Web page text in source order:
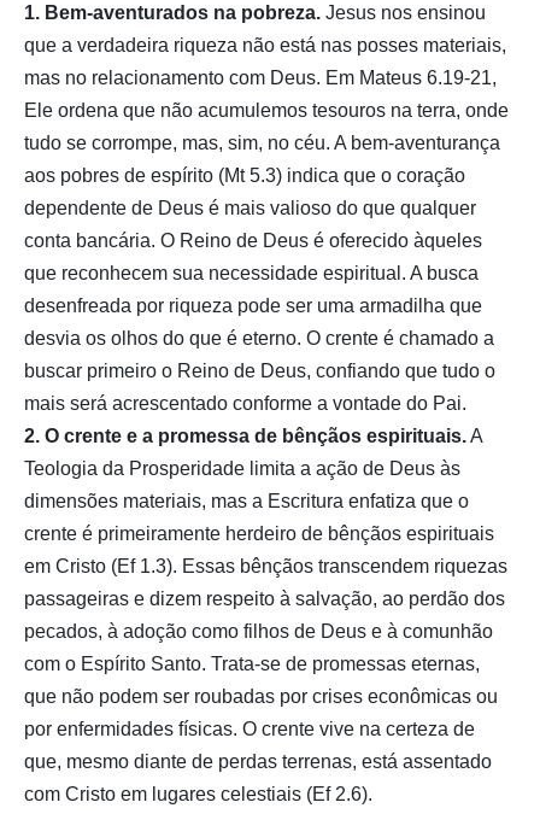
1. Bem-aventurados na pobreza. Jesus nos ensinou
que a verdadeira riqueza não está nas posses materiais,
mas no relacionamento com Deus. Em Mateus 6.19-21,
Ele ordena que não acumulemos tesouros na terra, onde
tudo se corrompe, mas, sim, no céu. A bem-aventurança
aos pobres de espírito (Mt 5.3) indica que o coração
dependente de Deus é mais valioso do que qualquer
conta bancária. O Reino de Deus é oferecido àqueles
que reconhecem sua necessidade espiritual. A busca
desenfreada por riqueza pode ser uma armadilha que
desvia os olhos do que é eterno. O crente é chamado a
buscar primeiro o Reino de Deus, confiando que tudo o
mais será acrescentado conforme a vontade do Pai.
2. O crente e a promessa de bênçãos espirituais.A
Teologia da Prosperidade limita a ação de Deus às
dimensões materiais, mas a Escritura enfatiza que o
crente é primeiramente herdeiro de bênçãos espirituais
em Cristo (Ef 1.3). Essas bênçãos transcendem riquezas
passageiras e dizem respeito à salvação, ao perdão dos
pecados, à adoção como filhos de Deus e à comunhão
com o Espírito Santo. Trata-se de promessas eternas,
que não podem ser roubadas por crises econômicas ou
por enfermidades físicas. O crente vive na certeza de
que, mesmo diante de perdas terrenas, está assentado
com Cristo em lugares celestiais (Ef 2.6).